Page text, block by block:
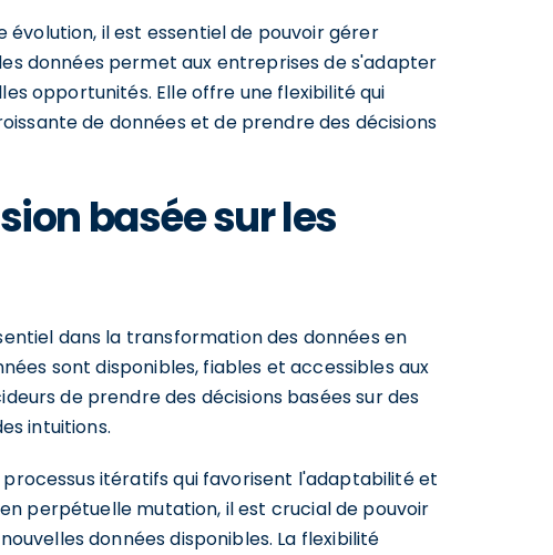
il est essentiel de pouvoir gérer
données permet aux entreprises de s'adapter
opportunités. Elle offre une flexibilité qui
de données et de prendre des décisions
basée sur les
dans la transformation des données en
sont disponibles, fiables et accessibles aux
de prendre des décisions basées sur des
intuitions.
itératifs qui favorisent l'adaptabilité et
perpétuelle mutation, il est crucial de pouvoir
données disponibles. La flexibilité